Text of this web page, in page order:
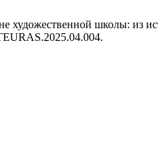
художественной школы: из